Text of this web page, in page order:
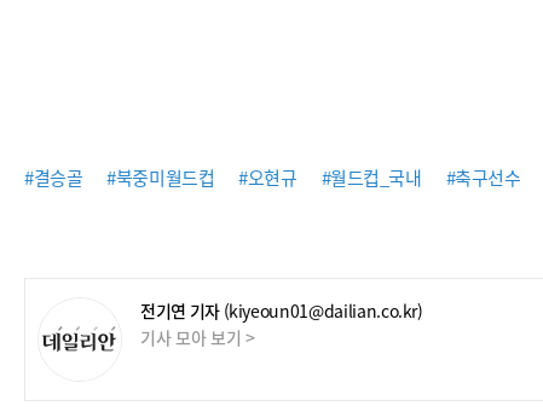
#결승골 #북중미월드컵 #오현규 #월드컵_국내 #축구선수
전기연 기자 (kiyeoun01@dailian.co.kr)
기사 모아 보기 >